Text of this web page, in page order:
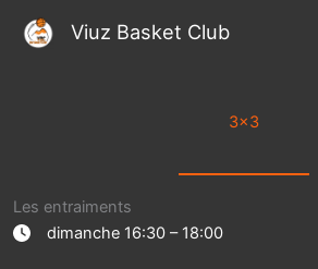
Viuz Basket Club
3×3
Les entraiments
dimanche 16:30 – 18:00